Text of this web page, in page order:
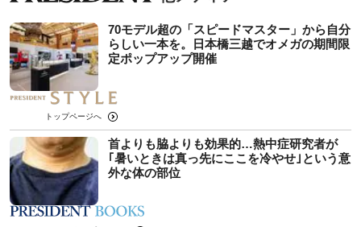
70モデル超の「スピードマスター」から自分
らしい一本を。日本橋三越でオメガの期間限
定ポップアップ開催
トップページへ
首よりも脇よりも効果的…熱中症研究者が
｢暑いときは真っ先にここを冷やせ｣という意
外な体の部位